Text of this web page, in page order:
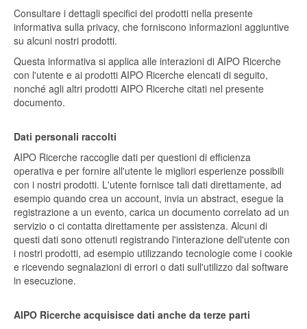
Consultare i dettagli specifici dei prodotti nella presente
informativa sulla privacy, che forniscono informazioni aggiuntive
su alcuni nostri prodotti.
Questa informativa si applica alle interazioni di AIPO Ricerche
con l'utente e ai prodotti AIPO Ricerche elencati di seguito,
nonché agli altri prodotti AIPO Ricerche citati nel presente
documento.
Dati personali raccolti
AIPO Ricerche raccoglie dati per questioni di efficienza
operativa e per fornire all'utente le migliori esperienze possibili
con i nostri prodotti. L'utente fornisce tali dati direttamente, ad
esempio quando crea un account, invia un abstract, esegue la
registrazione a un evento, carica un documento correlato ad un
servizio o ci contatta direttamente per assistenza. Alcuni di
questi dati sono ottenuti registrando l'interazione dell'utente con
i nostri prodotti, ad esempio utilizzando tecnologie come i cookie
e ricevendo segnalazioni di errori o dati sull'utilizzo dal software
in esecuzione.
AIPO Ricerche acquisisce dati anche da terze parti